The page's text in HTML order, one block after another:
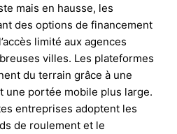
mais en hausse, les
des options de financement
limité aux agences
villes. Les plateformes
du terrain grâce à une
une portée mobile plus large.
entreprises adoptent les
de roulement et le